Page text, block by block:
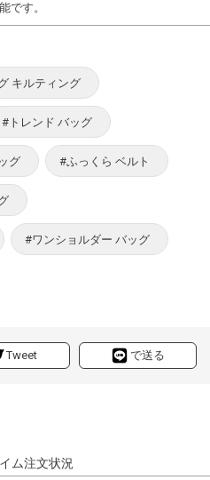
Tweet で送る
です。
キルティング
#トレンド バッグ
グ #ふっくら ベルト
#ワンショルダー バッグ
ム注文状況